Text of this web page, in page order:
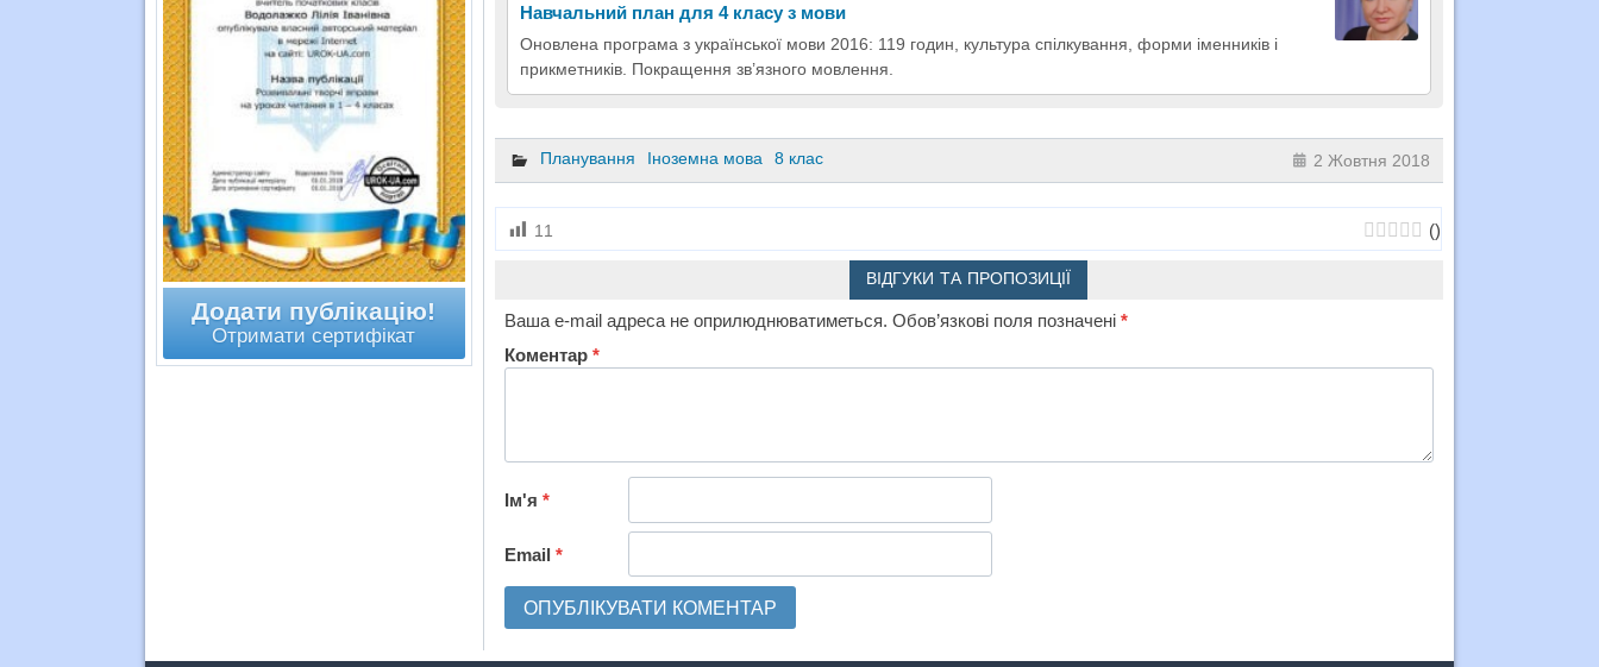
Навчальний план для 4 класу з мови
Оновлена програма з української мови 2016: 119 годин, культура спілкування, форми іменників і
прикметників. Покращення зв’язного мовлення.
Планування Іноземна мова 8 клас 2 Жовтня 2018
11 ()
ВІДГУКИ ТА ПРОПОЗИЦІЇ
Ваша e-mail адреса не оприлюднюватиметься. Обов’язкові поля позначені *
Коментар *
Ім'я *
Email *
Додати публікацію!
Отримати сертифікат